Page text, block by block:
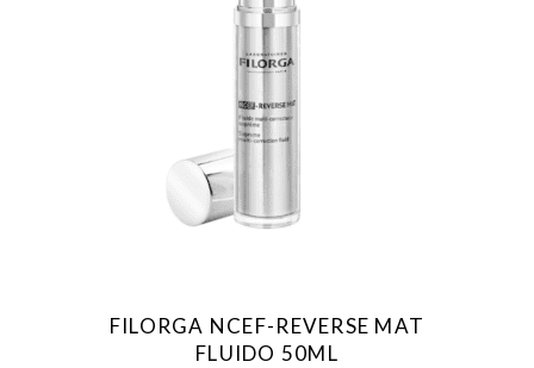
FILORGA NCEF-REVERSE MAT
FLUIDO 50ML